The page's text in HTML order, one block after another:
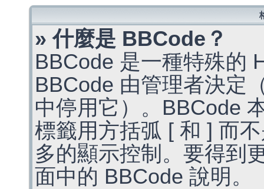
» 什麼是 BBCode？
BBCode 是一種特殊的
BBCode 由管理者決定
中停用它）。BBCode
標籤用方括弧 [ 和 ] 而
多的顯示控制。要得到
面中的 BBCode 說明。